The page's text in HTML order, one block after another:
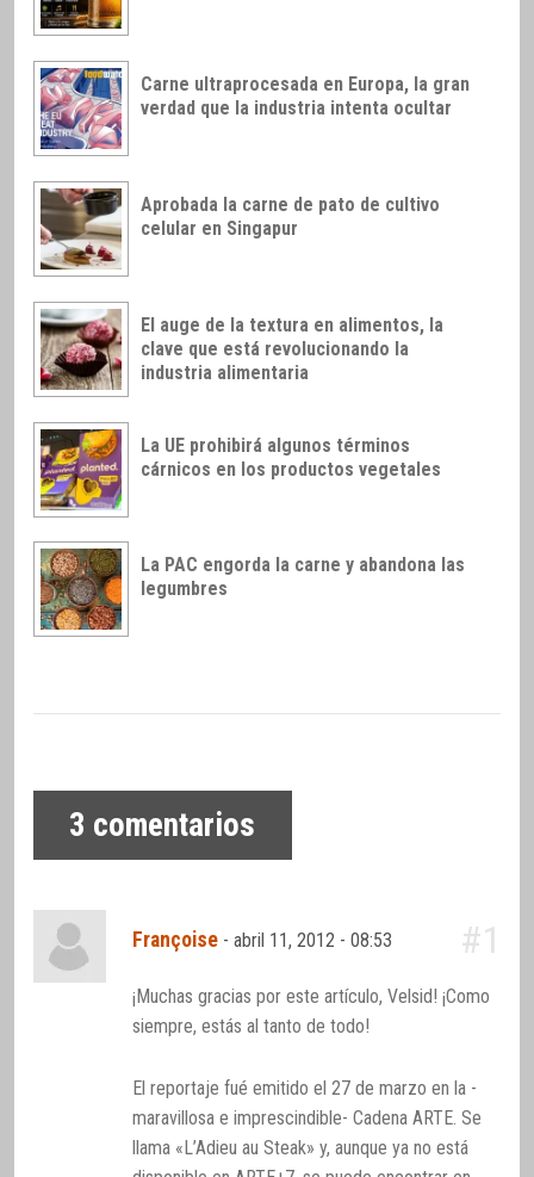
Carne ultraprocesada en Europa, la gran
verdad que la industria intenta ocultar
Aprobada la carne de pato de cultivo
celular en Singapur
El auge de la textura en alimentos, la
clave que está revolucionando la
industria alimentaria
La UE prohibirá algunos términos
cárnicos en los productos vegetales
La PAC engorda la carne y abandona las
legumbres
3 comentarios
Françoise -abril 11, 2012 - 08:53 #1
¡Muchas gracias por este artículo, Velsid! ¡Como
siempre, estás al tanto de todo!
El reportaje fué emitido el 27 de marzo en la -
maravillosa e imprescindible- Cadena ARTE. Se
llama «L’Adieu au Steak» y, aunque ya no está